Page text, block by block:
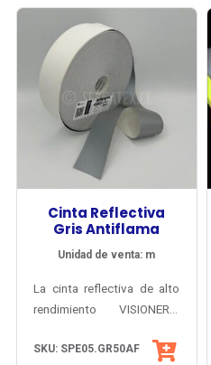
apta para plancha. Nuestra
cinta más vendida.
Cinta Reflectiva
Gris Antiflama
Unidad de venta: m
La cinta reflectiva de alto
rendimiento VISIONER®
ofrece alta visibilidad
SKU: SPE05.GR50AF